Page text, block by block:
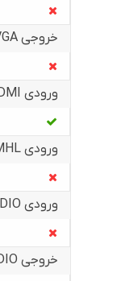
خروجی VGA
ورودی HDMI
ورودی MHL
ورودی AUDIO
خروجی AUDIO